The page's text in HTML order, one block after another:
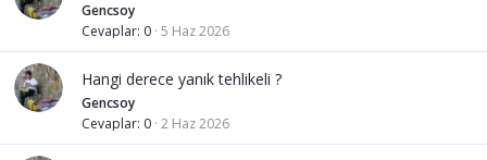
Gencsoy
Cevaplar 0 5 Haz 2026
Hangi derece yanık tehlikeli ?
Gencsoy
Cevaplar 0 2 Haz 2026